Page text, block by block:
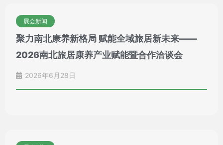
展会新闻
聚力南北康养新格局 赋能全域旅居新未来——
2026南北旅居康养产业赋能暨合作洽谈会
2026年6月28日